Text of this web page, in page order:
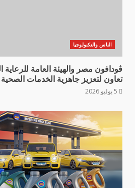
الناس والتكنولوجيا
ڤودافون مصر والهيئة العامة
تعاون لتعزيز جاهزية الخدمات الصحية